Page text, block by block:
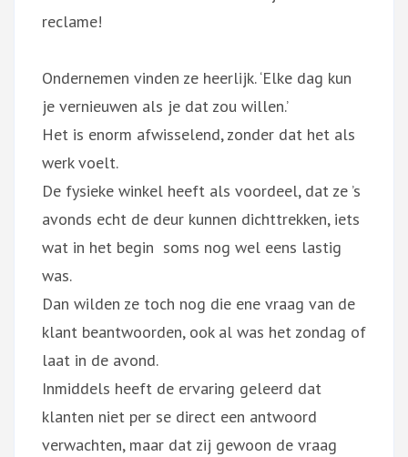
reclame!
Ondernemen vinden ze heerlijk. ‘Elke dag kun
je vernieuwen als je dat zou willen.’
Het is enorm afwisselend, zonder dat het als
werk voelt.
De fysieke winkel heeft als voordeel, dat ze ’s
avonds echt de deur kunnen dichttrekken, iets
wat in het begin soms nog wel eens lastig
was.
Dan wilden ze toch nog die ene vraag van de
klant beantwoorden, ook al was het zondag of
laat in de avond.
Inmiddels heeft de ervaring geleerd dat
klanten niet per se direct een antwoord
verwachten, maar dat zij gewoon de vraag